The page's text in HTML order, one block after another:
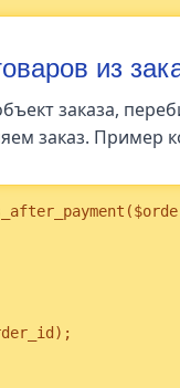
из
заказа,
заказ. Пример